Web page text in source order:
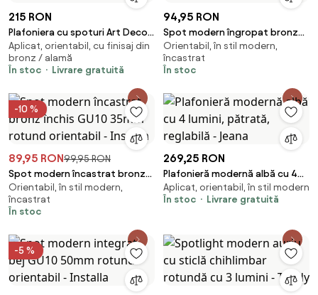
215 RON
Plafoniera cu spoturi Art Deco
aurie cu sticlă roz cu 3 lumini -
Vidro
Aplicat, orientabil, cu finisaj din
bronz / alamă
În stoc
Livrare gratuită
94,95 RON
Spot modern îngropat bronz
închis rotund orientabil -
Installa
Orientabil, în stil modern,
încastrat
În stoc
-10 %
89,95 RON99,95 RON
Spot modern încastrat bronz
închis GU10 35mm rotund
orientabil - Installa
Orientabil, în stil modern,
încastrat
În stoc
269,25 RON
Plafonieră modernă albă cu 4
lumini, pătrată, reglabilă -
Jeana
Aplicat, orientabil, în stil modern
În stoc
Livrare gratuită
-5 %